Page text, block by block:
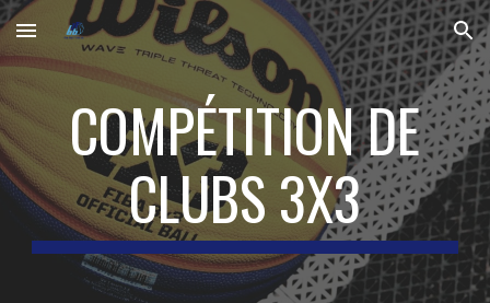
Skip to main content Skip to navigation
COMPÉTITION DE
CLUBS 3X3